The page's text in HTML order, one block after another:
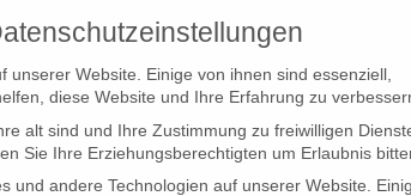
unserer Website. Einige von ihnen sind essenziell,
diese Website und Ihre Erfahrung zu
alt sind und Ihre Zustimmung zu freiwilligen
Sie Ihre Erziehungsberechtigten um Erlaubnis
und andere Technologien auf unserer Website.